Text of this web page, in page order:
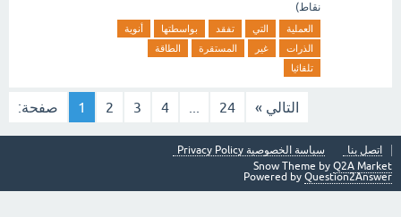
نقاط)
العملية التي تفقد بواسطتها
أنوية
الذرات
غير المستقرة
الطاقة
تلقائيا
صفحة: 1 2 3 4 24 التالي »
اتصل بنا
سياسة الخصوصية Privacy Policy
Snow Theme by Q2A Market
Powered by Question2Answer